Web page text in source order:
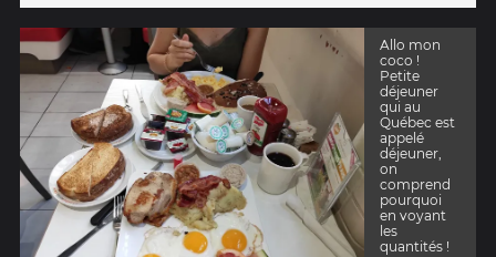
Allo mon
coco !
Petite
déjeuner
qui au
Québec est
appelé
déjeuner,
on
comprend
pourquoi
en voyant
les
quantités !